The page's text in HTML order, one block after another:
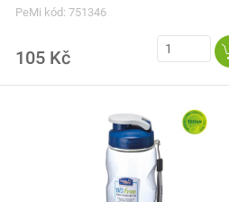
PeMi kód: 751346
105 Kč